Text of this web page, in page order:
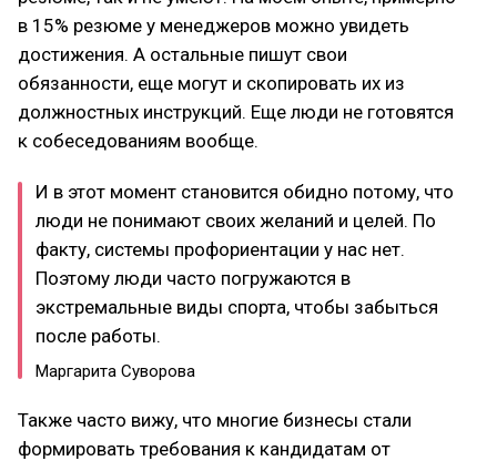
в 15% резюме у менеджеров можно увидеть
достижения. А остальные пишут свои
обязанности, еще могут и скопировать их из
должностных инструкций. Еще люди не готовятся
к собеседованиям вообще.
И в этот момент становится обидно потому, что
люди не понимают своих желаний и целей. По
факту, системы профориентации у нас нет.
Поэтому люди часто погружаются в
экстремальные виды спорта, чтобы забыться
после работы.
Маргарита Суворова
Также часто вижу, что многие бизнесы стали
формировать требования к кандидатам от